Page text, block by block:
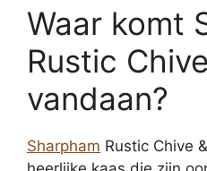
Waar komt
Rustic
vandaan?
Sharpham Rustic Chive